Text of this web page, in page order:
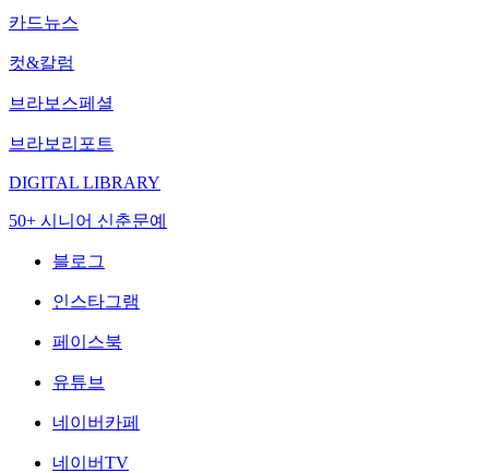
카드뉴스
컷&칼럼
브라보스페셜
브라보리포트
DIGITAL LIBRARY
50+ 시니어 신춘문예
블로그
인스타그램
페이스북
유튜브
네이버카페
네이버TV